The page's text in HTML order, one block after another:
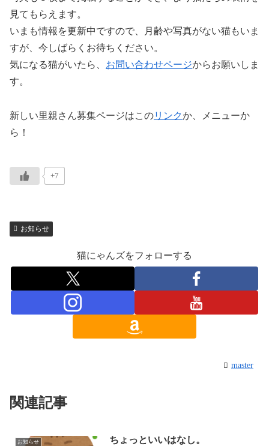
見てもらえます。
いまも情報を更新中ですので、月齢や写真がない猫もいま
すが、今しばらくお待ちください。
気になる猫がいたら、 お問い合わせページからお願いしま
す。
新しい里親さん募集ページはこのリンクか、メニューか
ら！
+7
お知らせ
猫にゃんズをフォローする
master
関連記事
お知らせ ちょっといいはなし。